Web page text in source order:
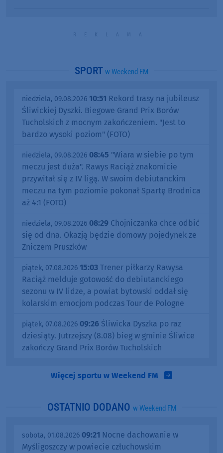
SPORT w Weekend FM
niedziela, 09.08.2026 10:51 Rekord trasy na jubileusz
Śliwickiej Dyszki. Biegowe Grand Prix Borów
Tucholskich z mocnym zakończeniem. "Jest to
bardzo wysoki poziom" (FOTO)
niedziela, 09.08.2026 08:45 "Wiara w siebie po tym
meczu jest duża". Rawys Raciąż znakomicie
przywitał się z IV ligą. W swoim debiutanckim
meczu na tym poziomie pokonał Spartę Brodnica
aż 4:1 (FOTO)
niedziela, 09.08.2026 08:29 Chojniczanka chce odbić
się od dna. Okazją będzie domowy pojedynek ze
Zniczem Pruszków
piątek, 07.08.2026 15:03 Trener piłkarzy Rawysa
Raciąż melduje gotowość do debiutanckiego
sezonu w IV lidze, a powiat bytowski oddał się
kolarskim emocjom podczas Tour de Pologne
piątek, 07.08.2026 09:26 Śliwicka Dyszka po raz
dziesiąty. Jutrzejszy (8.08) bieg w gminie Śliwice
zakończy Grand Prix Borów Tucholskich
Więcej sportu w Weekend FM
OSTATNIO DODANO w Weekend FM
sobota, 01.08.2026 09:21 Nocne dachowanie w
Myśligoszczy w powiecie człuchowskim